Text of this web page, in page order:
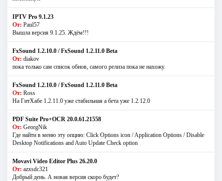
IPTV Pro 9.1.23
От: Paul57
Вышла версия 9.1.25. Ждём!!!
FxSound 1.2.10.0 / FxSound 1.2.11.0 Beta
От: diakov
пока только сам список обнов, самого релиза пока не нахожу.
FxSound 1.2.10.0 / FxSound 1.2.11.0 Beta
От: Ross
На ГитХабе 1.2.11.0 уже стабильная а бета уже 1.2.12.0
PDF Suite Pro+OCR 20.0.61.21558
От: GeorgNik
Где найти в меню эту опцию: Click Options icon / Application Options / Disable
Desktop Notifications and Auto Update Check option
Movavi Video Editor Plus 26.20.0
От: azxsdc321
Добрый день. А новая версия скоро будет?